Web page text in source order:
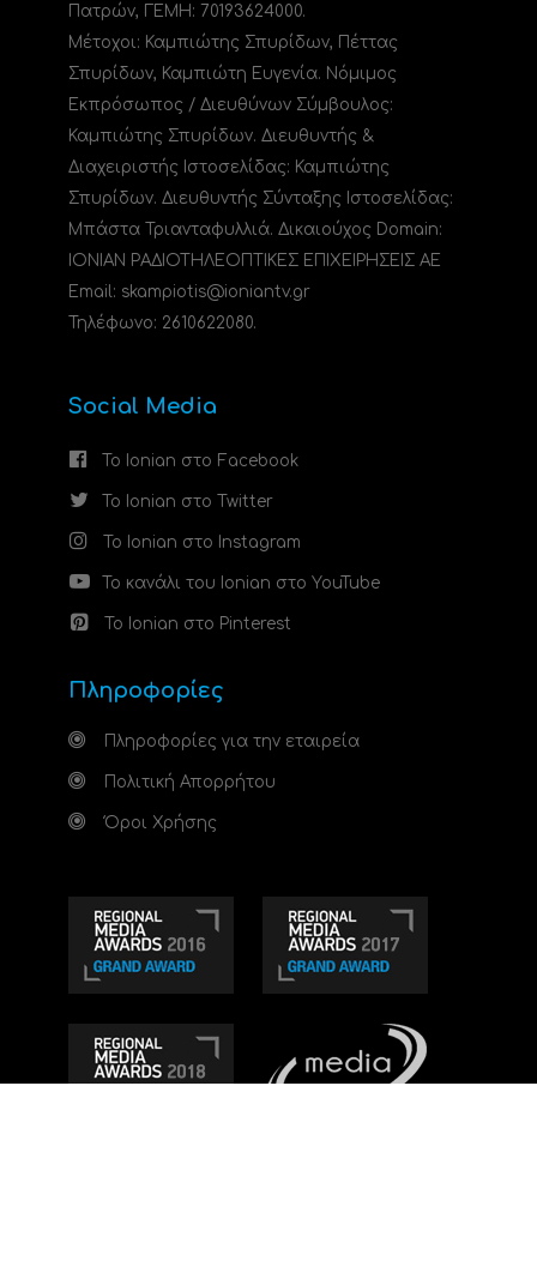
Πατρών, ΓΕΜΗ: 70193624000.
Μέτοχοι: Καμπιώτης Σπυρίδων, Πέττας
Σπυρίδων, Καμπιώτη Ευγενία. Νόμιμος
Εκπρόσωπος / Διευθύνων Σύμβουλος:
Καμπιώτης Σπυρίδων. Διευθυντής &
Διαχειριστής Ιστοσελίδας: Καμπιώτης
Σπυρίδων. Διευθυντής Σύνταξης Ιστοσελίδας:
Μπάστα Τριανταφυλλιά. Δικαιούχος Domain:
ΙΟΝΙΑΝ ΡΑΔΙΟΤΗΛΕΟΠΤΙΚΕΣ ΕΠΙΧΕΙΡΗΣΕΙΣ ΑΕ
Email: skampiotis@ioniantv.gr
Τηλέφωνο: 2610622080.
Social Media
Το Ionian στο Facebook
Το Ionian στο Twitter
Το Ionian στο Instagram
Το κανάλι του Ionian στο YouTube
Το Ionian στο Pinterest
Πληροφορίες
Πληροφορίες για την εταιρεία
Πολιτική Απορρήτου
Όροι Χρήσης